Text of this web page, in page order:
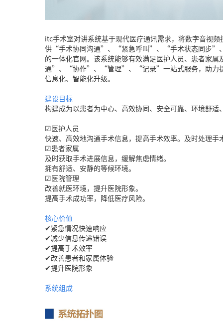
itc手术室对讲系统基于现代医疗通讯需求，将数字音视
供“手术协同沟通”、“紧急呼叫”、“手术状态同步”
的一体化官网。该系统能够有效满足医护人员、患者家
通”、“协作”、“管理”、“记录”一站式服务，助力提
信息化、智能化升级。
建设目标
构建成为以患者为中心、高效协同、安全可靠、环境舒适
☑医护人员
快速、高效地沟通手术信息，提高手术效率。及时处理
☑患者家属
及时获取手术进展信息，缓解焦虑情绪。
拥有舒适、安静的等候环境。
☑医院管理
改善就医环境，提升医院形象。
提高手术成功率，降低医疗风险。
核心价值
✔紧急情况快速响应
✔减少信息传递错误
✔提高手术效率
✔改善患者和家属体验
✔提升医院形象
系统组成